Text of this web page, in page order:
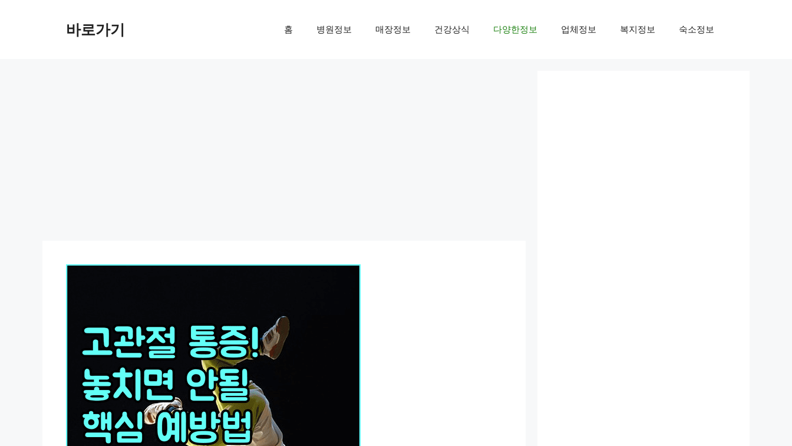
바로가기 홈 병원정보 매장정보 건강상식 다양한정보 업체정보 복지정보 숙소정보